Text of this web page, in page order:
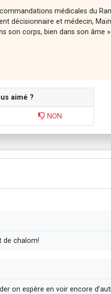
médicales du
décisionnaire et médecin,
son corps, bien dans son âme ».
aimé ?
NON
de chalom!
on espère en voir encore